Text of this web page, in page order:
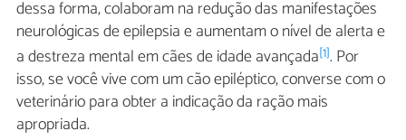
dessa forma, colaboram na redução das manifestações
neurológicas de epilepsia e aumentam o nível de alerta e
a destreza mental em cães de idade avançada[1]. Por
isso, se você vive com um cão epiléptico, converse com o
veterinário para obter a indicação da ração mais
apropriada.